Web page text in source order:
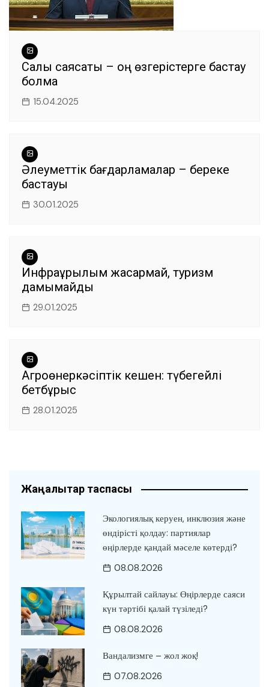
Салық саясаты – оң өзгерістерге бастау
болмақ
15.04.2025
Әлеуметтік бағдарламалар – береке
бастауы
30.01.2025
Инфрақұрылым жақсармай, туризм
дамымайды
29.01.2025
Агроөнеркәсіптік кешен: түбегейлі
бетбұрыс
28.01.2025
Жаңалықтар таспасы
Экологиялық керуен, инклюзия және
өндірісті қолдау: партиялар
өңірлерде қандай мәселе көтерді?
08.08.2026
Құрылтай сайлауы: Өңірлерде саяси
күн тәртібі қалай түзіледі?
08.08.2026
Вандализмге – жол жоқ!
07.08.2026